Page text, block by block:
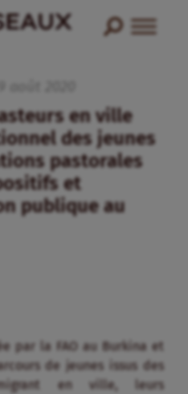
en ville
des jeunes
pastorales
et
publique au
par la FAO au Burkina et
de jeunes issus des
en ville, leurs